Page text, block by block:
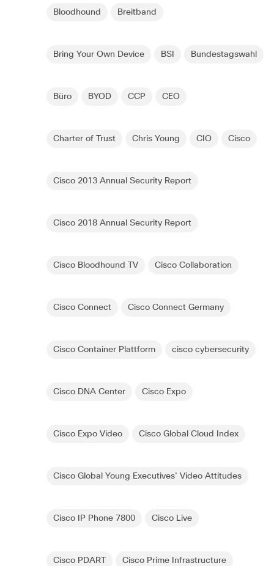
Bloodhound Breitband
Bring Your Own Device BSI Bundestagswahl
Büro BYOD CCP CEO
Charter of Trust Chris Young CIO Cisco
Cisco 2013 Annual Security Report
Cisco 2018 Annual Security Report
Cisco Bloodhound TV Cisco Collaboration
Cisco Connect Cisco Connect Germany
Cisco Container Plattform cisco cybersecurity
Cisco DNA Center Cisco Expo
Cisco Expo Video Cisco Global Cloud Index
Cisco Global Young Executives' Video Attitudes
Cisco IP Phone 7800 Cisco Live
Cisco PDART Cisco Prime Infrastructure